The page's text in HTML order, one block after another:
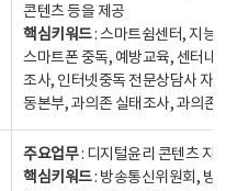
콘텐츠 등을 제공
핵심키워드: 스마트쉼센터, 지능
스마트폰 중독, 예방교육, 센터내
조사, 인터넷중독 전문상담사 자
동본부, 과의존 실태조사, 과의존
주요업무: 디지털윤리 콘텐츠 지
핵심키워드: 방송통신위원회, 방